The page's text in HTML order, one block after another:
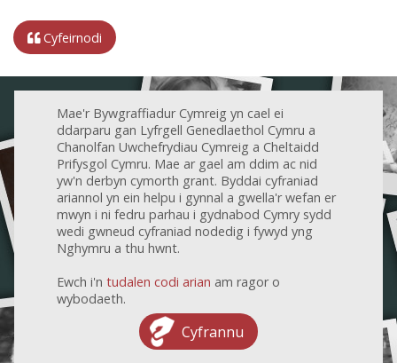
Cyfeirnodi
Mae'r Bywgraffiadur Cymreig yn cael ei
ddarparu gan Lyfrgell Genedlaethol Cymru a
Chanolfan Uwchefrydiau Cymreig a Cheltaidd
Prifysgol Cymru. Mae ar gael am ddim ac nid
yw'n derbyn cymorth grant. Byddai cyfraniad
ariannol yn ein helpu i gynnal a gwella'r wefan er
mwyn i ni fedru parhau i gydnabod Cymry sydd
wedi gwneud cyfraniad nodedig i fywyd yng
Nghymru a thu hwnt.
Ewch i'n tudalen codi arian am ragor o
wybodaeth.
Cyfrannu